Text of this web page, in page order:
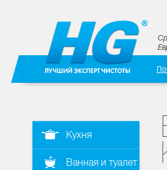
Кухня
Ванная и туалет